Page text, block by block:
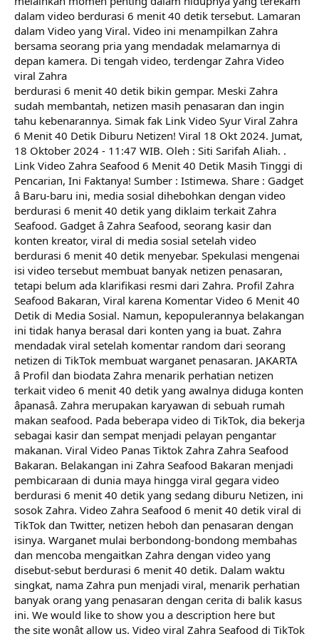
dalam video berdurasi 6 menit 40 detik tersebut. Lamaran
dalam Video yang Viral. Video ini menampilkan Zahra
bersama seorang pria yang mendadak melamarnya di
depan kamera. Di tengah video, terdengar Zahra Video
viral Zahra
berdurasi 6 menit 40 detik bikin gempar. Meski Zahra
sudah membantah, netizen masih penasaran dan ingin
tahu kebenarannya. Simak fak Link Video Syur Viral Zahra
6 Menit 40 Detik Diburu Netizen! Viral 18 Okt 2024. Jumat,
18 Oktober 2024 - 11:47 WIB. Oleh : Siti Sarifah Aliah. .
Link Video Zahra Seafood 6 Menit 40 Detik Masih Tinggi di
Pencarian, Ini Faktanya! Sumber : Istimewa. Share : Gadget
â Baru-baru ini, media sosial dihebohkan dengan video
berdurasi 6 menit 40 detik yang diklaim terkait Zahra
Seafood. Gadget â Zahra Seafood, seorang kasir dan
konten kreator, viral di media sosial setelah video
berdurasi 6 menit 40 detik menyebar. Spekulasi mengenai
isi video tersebut membuat banyak netizen penasaran,
tetapi belum ada klarifikasi resmi dari Zahra. Profil Zahra
Seafood Bakaran, Viral karena Komentar Video 6 Menit 40
Detik di Media Sosial. Namun, kepopulerannya belakangan
ini tidak hanya berasal dari konten yang ia buat. Zahra
mendadak viral setelah komentar random dari seorang
netizen di TikTok membuat warganet penasaran. JAKARTA
â Profil dan biodata Zahra menarik perhatian netizen
terkait video 6 menit 40 detik yang awalnya diduga konten
âpanasâ. Zahra merupakan karyawan di sebuah rumah
makan seafood. Pada beberapa video di TikTok, dia bekerja
sebagai kasir dan sempat menjadi pelayan pengantar
makanan. Viral Video Panas Tiktok Zahra Zahra Seafood
Bakaran. Belakangan ini Zahra Seafood Bakaran menjadi
pembicaraan di dunia maya hingga viral gegara video
berdurasi 6 menit 40 detik yang sedang diburu Netizen, ini
sosok Zahra. Video Zahra Seafood 6 menit 40 detik viral di
TikTok dan Twitter, netizen heboh dan penasaran dengan
isinya. Warganet mulai berbondong-bondong membahas
dan mencoba mengaitkan Zahra dengan video yang
disebut-sebut berdurasi 6 menit 40 detik. Dalam waktu
singkat, nama Zahra pun menjadi viral, menarik perhatian
banyak orang yang penasaran dengan cerita di balik kasus
ini. We would like to show you a description here but
the site wonât allow us. Video viral Zahra Seafood di TikTok